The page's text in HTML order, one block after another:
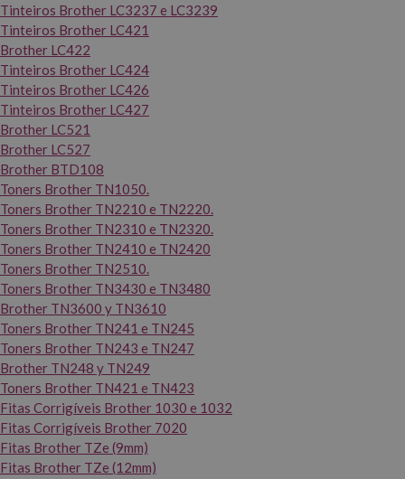
Tinteiros Brother LC3237 e LC3239
Tinteiros Brother LC421
Brother LC422
Tinteiros Brother LC424
Tinteiros Brother LC426
Tinteiros Brother LC427
Brother LC521
Brother LC527
Brother BTD108
Toners Brother TN1050.
Toners Brother TN2210 e TN2220.
Toners Brother TN2310 e TN2320.
Toners Brother TN2410 e TN2420
Toners Brother TN2510.
Toners Brother TN3430 e TN3480
Brother TN3600 y TN3610
Toners Brother TN241 e TN245
Toners Brother TN243 e TN247
Brother TN248 y TN249
Toners Brother TN421 e TN423
Fitas Corrigíveis Brother 1030 e 1032
Fitas Corrigíveis Brother 7020
Fitas Brother TZe (9mm)
Fitas Brother TZe (12mm)